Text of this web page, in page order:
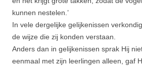
kunnen nestelen.’
In vele dergelijke gelijkenis­sen
de wijze die zij konden verstaan.
Anders dan in gelijkenissen sprak Hij
eenmaal met zijn leerlingen alleen, gaf